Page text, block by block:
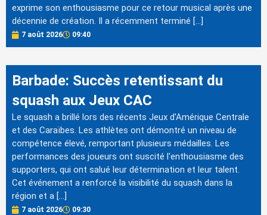
exprime son enthousiasme pour ce retour musical après une
décennie de création. Il a récemment terminé […]
7 août 2026 09:40
Barbade: Succès retentissant du
squash aux Jeux CAC
Le squash a brillé lors des récents Jeux d'Amérique Centrale
et des Caraïbes. Les athlètes ont démontré un niveau de
compétence élevé, remportant plusieurs médailles. Les
performances des joueurs ont suscité l'enthousiasme des
supporters, qui ont salué leur détermination et leur talent.
Cet événement a renforcé la visibilité du squash dans la
région et a […]
7 août 2026 09:30